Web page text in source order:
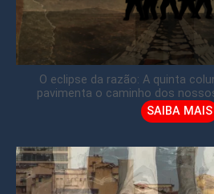
O eclipse da razão: A quinta
pavimenta o caminho dos
SAIBA MAIS